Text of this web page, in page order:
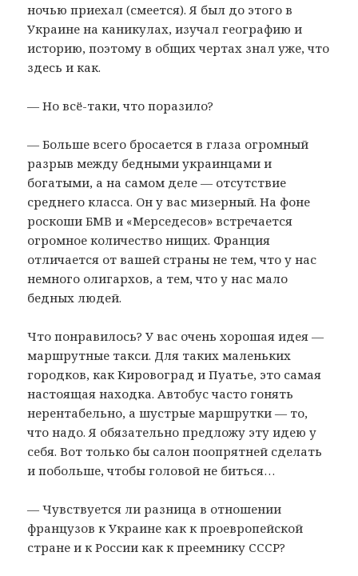
ночью приехал (смеется). Я был до этого в
Украине на каникулах, изучал географию и
историю, поэтому в общих чертах знал уже, что
здесь и как.
— Но всё-таки, что поразило?
— Больше всего бросается в глаза огромный
разрыв между бедными украинцами и
богатыми, а на самом деле — отсутствие
среднего класса. Он у вас мизерный. На фоне
роскоши БМВ и «Мерседесов» встречается
огромное количество нищих. Франция
отличается от вашей страны не тем, что у нас
немного олигархов, а тем, что у нас мало
бедных людей.
Что понравилось? У вас очень хорошая идея —
маршрутные такси. Для таких маленьких
городков, как Кировоград и Пуатье, это самая
настоящая находка. Автобус часто гонять
нерентабельно, а шустрые маршрутки — то,
что надо. Я обязательно предложу эту идею у
себя. Вот только бы салон поопрятней сделать
и побольше, чтобы головой не биться…
— Чувствуется ли разница в отношении
французов к Украине как к проевропейской
стране и к России как к преемнику СССР?